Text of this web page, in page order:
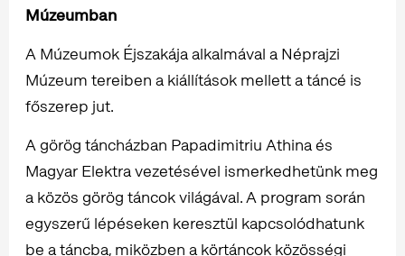
Múzeumban
A Múzeumok Éjszakája alkalmával a Néprajzi
Múzeum tereiben a kiállítások mellett a táncé is
főszerep jut.
A görög táncházban Papadimitriu Athina és
Magyar Elektra vezetésével ismerkedhetünk meg
a közös görög táncok világával. A program során
egyszerű lépéseken keresztül kapcsolódhatunk
be a táncba, miközben a körtáncok közösségi